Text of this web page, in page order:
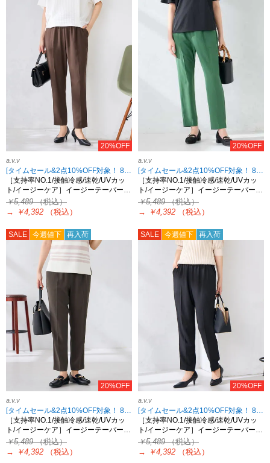
20%OFF
a.v.v
[タイムセール&2点10%OFF対象！ 8/18 8:59まで]
［支持率NO.1/接触冷感/速乾/UVカッ
ト/イージーケア］イージーテーパー…
￥5,489（税込）
→
￥4,392 （税込）
20%OFF
a.v.v
[タイムセール&2点10%OFF対象！ 8/18 8:59まで]
［支持率NO.1/接触冷感/速乾/UVカッ
ト/イージーケア］イージーテーパー…
￥5,489（税込）
→
￥4,392 （税込）
SALE 今週値下 再入荷
20%OFF
a.v.v
[タイムセール&2点10%OFF対象！ 8/18 8:59まで]
［支持率NO.1/接触冷感/速乾/UVカッ
ト/イージーケア］イージーテーパー…
￥5,489（税込）
→
￥4,392 （税込）
SALE 今週値下 再入荷
20%OFF
a.v.v
[タイムセール&2点10%OFF対象！ 8/18 8:59まで]
［支持率NO.1/接触冷感/速乾/UVカッ
ト/イージーケア］イージーテーパー…
￥5,489（税込）
→
￥4,392 （税込）